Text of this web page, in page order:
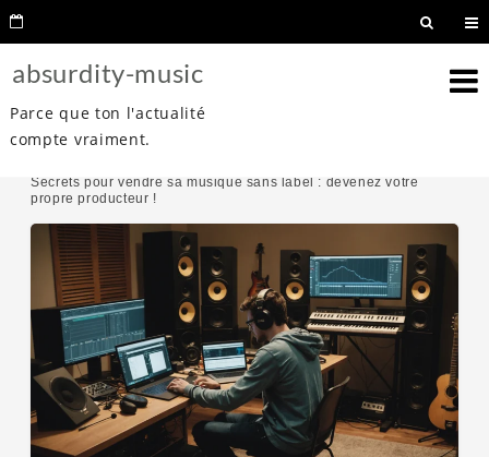
absurdity-music
Parce que ton l'actualité
compte vraiment.
Secrets pour vendre sa musique sans label : devenez votre
propre producteur !